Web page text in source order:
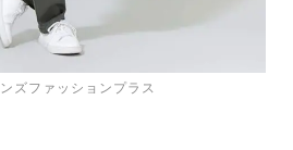
ズファッションプラス